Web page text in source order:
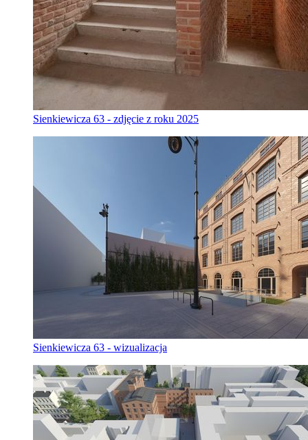
Sienkiewicza 63 - zdjęcie z roku 2025
Sienkiewicza 63 - wizualizacja